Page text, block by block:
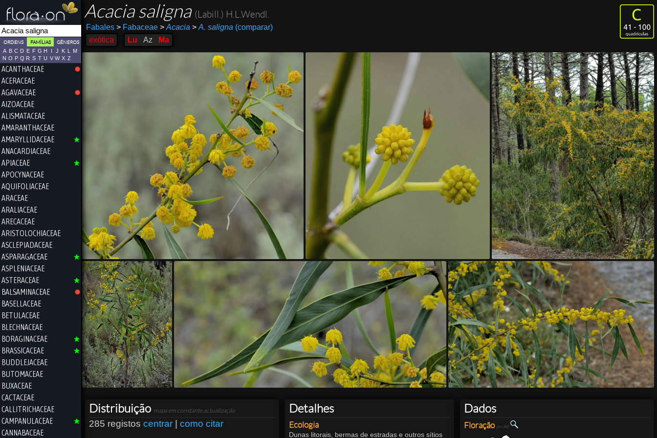
ORDENS FAMÍLIAS GÉNEROS
A B C D E F G H I J K L
M
N O P Q R S T U V W X Z
ACANTHACEAE
ACERACEAE
AGAVACEAE
AIZOACEAE
ALISMATACEAE
AMARANTHACEAE
AMARYLLIDACEAE
ANACARDIACEAE
APIACEAE
APOCYNACEAE
AQUIFOLIACEAE
ARACEAE
ARALIACEAE
ARECACEAE
ARISTOLOCHIACEAE
ASCLEPIADACEAE
ASPARAGACEAE
ASPLENIACEAE
ASTERACEAE
BALSAMINACEAE
BASELLACEAE
BETULACEAE
BLECHNACEAE
BORAGINACEAE
BRASSICACEAE
BUDDLEJACEAE
BUTOMACEAE
BUXACEAE
CACTACEAE
CALLITRICHACEAE
CAMPANULACEAE
CANNABACEAE
Acacia saligna (Labill.) H.L.Wendl.
Fabales >Fabaceae > Acacia > A. saligna (comparar)
exótica
Lu Az Ma
Distribuição mapa em constante actualização
285 registos centrar como citar
Detalhes
Ecologia
Dunas litorais, bermas de estradas e outros sítios
Dados
Floração (n=34)